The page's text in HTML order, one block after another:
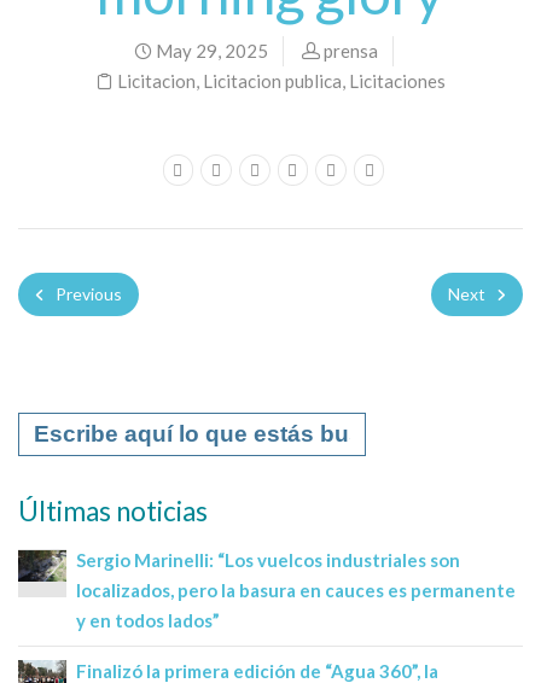
May 29, 2025
prensa
Licitacion, Licitacion publica, Licitaciones
Previous Next
Últimas noticias
Sergio Marinelli: “Los vuelcos industriales son
localizados, pero la basura en cauces es permanente
y en todos lados”
Finalizó la primera edición de “Agua 360”, la